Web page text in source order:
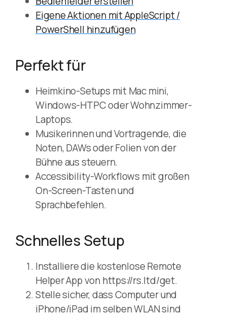
Eigene Aktionen mit AppleScript /
PowerShell hinzufügen
Perfekt für
Heimkino-Setups mit Mac mini,
Windows-HTPC oder Wohnzimmer-
Laptops.
Musikerinnen und Vortragende, die
Noten, DAWs oder Folien von der
Bühne aus steuern.
Accessibility-Workflows mit großen
On-Screen-Tasten und
Sprachbefehlen.
Schnelles Setup
Installiere die kostenlose Remote
Helper App von https://rs.ltd/get.
Stelle sicher, dass Computer und
iPhone/iPad im selben WLAN sind